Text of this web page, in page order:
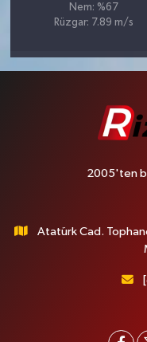
Nem: %67
Rüzgar: 7.89 m/s
2005'ten
Atatürk Cad.